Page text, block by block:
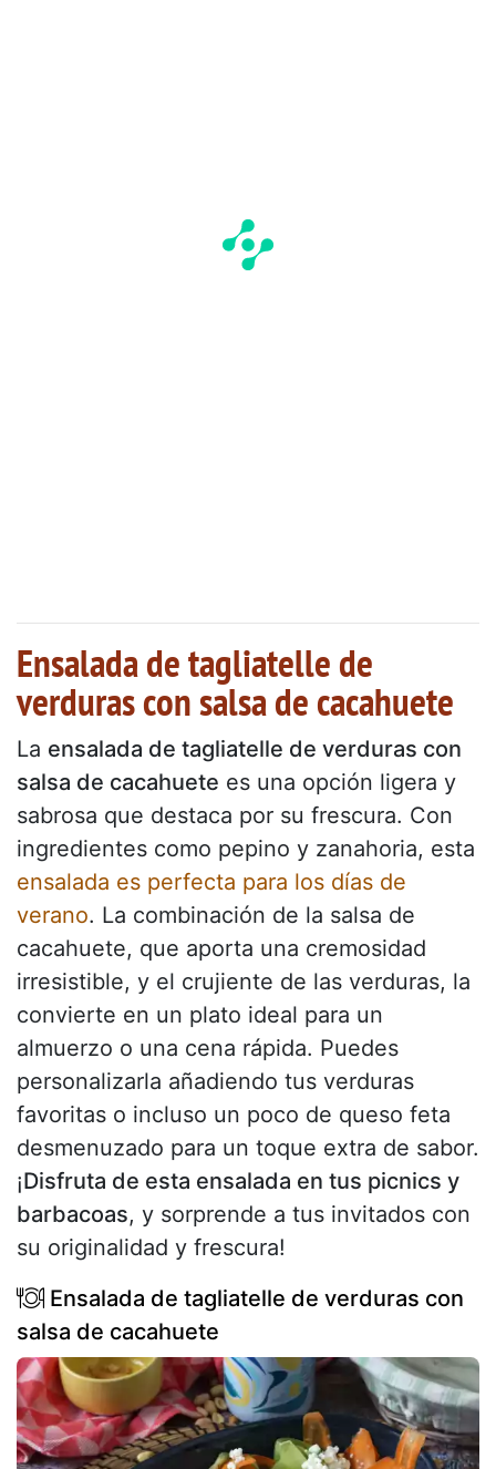
Ensalada de tagliatelle de
verduras con salsa de cacahuete
La ensalada de tagliatelle de verduras con
salsa de cacahuete es una opción ligera y
sabrosa que destaca por su frescura. Con
ingredientes como pepino y zanahoria, esta
ensalada es perfecta para los días de
verano. La combinación de la salsa de
cacahuete, que aporta una cremosidad
irresistible, y el crujiente de las verduras, la
convierte en un plato ideal para un
almuerzo o una cena rápida. Puedes
personalizarla añadiendo tus verduras
favoritas o incluso un poco de queso feta
desmenuzado para un toque extra de sabor.
¡Disfruta de esta ensalada en tus picnics y
barbacoas, y sorprende a tus invitados con
su originalidad y frescura!
Ensalada de tagliatelle de verduras con
salsa de cacahuete